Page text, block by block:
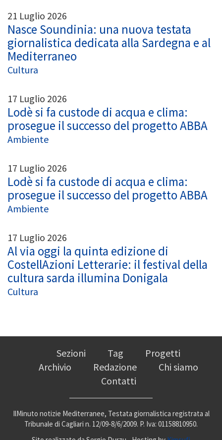
21 Luglio 2026
Nasce Soundinia: una nuova testata
giornalistica dedicata alla Sardegna e al
Mediterraneo
Cultura
17 Luglio 2026
Lodè si fa custode di acqua e clima:
prosegue il successo del progetto ABBA
Ambiente
17 Luglio 2026
Lodè si fa custode di acqua e clima:
prosegue il successo del progetto ABBA
Ambiente
17 Luglio 2026
Al via oggi la quinta edizione di
CostellAzioni Letterarie: il festival della
cultura sarda illumina Donigala
Cultura
Sezioni Tag
Progetti
Archivio
Redazione
Chi siamo
Contatti
IlMinuto notizie Mediterranee, Testata giornalistica registrata al
Tribunale di Cagliari n. 12/09-8/6/2009. P. Iva: 01158810950.